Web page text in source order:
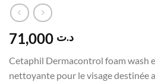
د.ت
Cetaphil Dermacontrol foam wash
nettoyante pour le visage destinée